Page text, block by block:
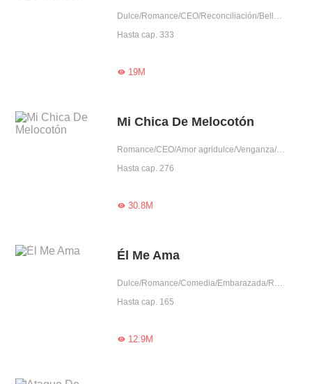
Dulce/Romance/CEO/Reconciliación/Belleza salvada por héroe/Encuentro inesperado/Dominante/Lindo/Amor a primera vista
Hasta cap. 333
19M
Mi Chica De Melocotón
Romance/CEO/Amor agridulce/Venganza/Dominante/Reconciliación/Matrimonio contratado/Arrogante/Princesa pobre/Completas
Hasta cap. 276
30.8M
Él Me Ama
Dulce/Romance/Comedia/Embarazada/Reconciliación/Dominante/Madre soltera/Capitán
Hasta cap. 165
12.9M